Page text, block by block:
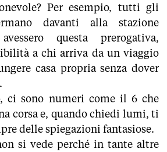
Per esempio, tutti gli
davanti alla stazione
questa prerogativa,
a chi arriva da un viaggio
casa propria senza dover
ci sono numeri come il 6 che
corsa e, quando chiedi lumi, ti
delle spiegazioni fantasiose.
si vede perché in tante altre